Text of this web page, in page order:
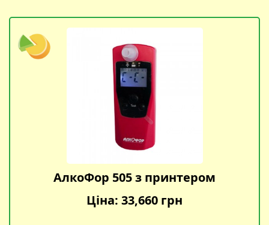
АлкоФор 505 з принтером
Ціна: 33,660 грн